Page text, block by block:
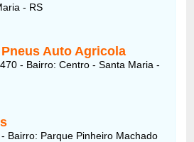
- RS
Auto Agricola
- Bairro: Centro - Santa Maria -
Bairro: Parque Pinheiro Machado